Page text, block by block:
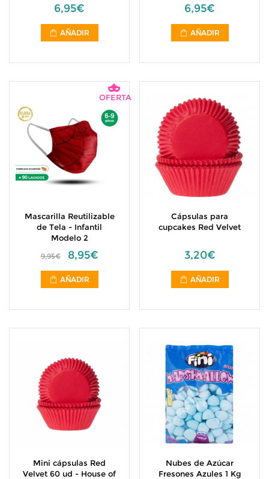
6,95€
AÑADIR
6,95€
AÑADIR
Mascarilla Reutilizable
de Tela - Infantil
Modelo 2
9,95€ 8,95€
AÑADIR
OFERTA
Cápsulas para
cupcakes Red Velvet
3,20€
AÑADIR
Mini cápsulas Red
Velvet 60 ud - House of
Nubes de Azúcar
Fresones Azules 1 Kg